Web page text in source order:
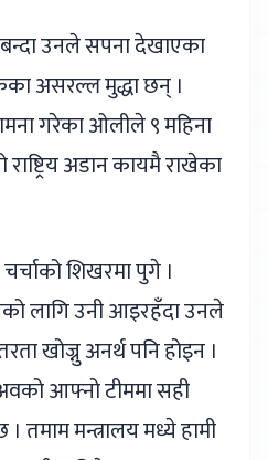
बन्दा उनले सपना देखाएका
असरल्ल मुद्धा छन् ।
गरेका ओलीले ९ महिना
अडान कायमै राखेका
शिखरमा पुगे ।
लागि उनी आइरहँदा उनले
खोज्नु अनर्थ पनि होइन ।
आफ्नो टीममा सही
। तमाम मन्त्रालय मध्ये हामी